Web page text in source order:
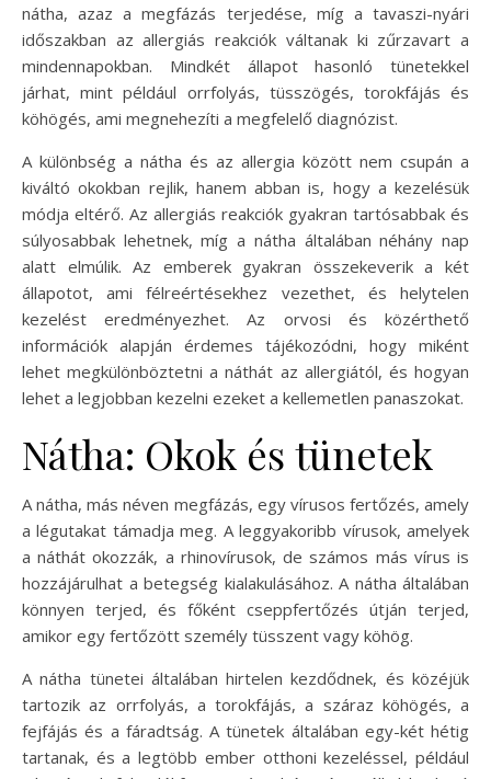
nátha, azaz a megfázás terjedése, míg a tavaszi-nyári
időszakban az allergiás reakciók váltanak ki zűrzavart a
mindennapokban. Mindkét állapot hasonló tünetekkel
járhat, mint például orrfolyás, tüsszögés, torokfájás és
köhögés, ami megnehezíti a megfelelő diagnózist.
A különbség a nátha és az allergia között nem csupán a
kiváltó okokban rejlik, hanem abban is, hogy a kezelésük
módja eltérő. Az allergiás reakciók gyakran tartósabbak és
súlyosabbak lehetnek, míg a nátha általában néhány nap
alatt elmúlik. Az emberek gyakran összekeverik a két
állapotot, ami félreértésekhez vezethet, és helytelen
kezelést eredményezhet. Az orvosi és közérthető
információk alapján érdemes tájékozódni, hogy miként
lehet megkülönböztetni a náthát az allergiától, és hogyan
lehet a legjobban kezelni ezeket a kellemetlen panaszokat.
Nátha: Okok és tünetek
A nátha, más néven megfázás, egy vírusos fertőzés, amely
a légutakat támadja meg. A leggyakoribb vírusok, amelyek
a náthát okozzák, a rhinovírusok, de számos más vírus is
hozzájárulhat a betegség kialakulásához. A nátha általában
könnyen terjed, és főként cseppfertőzés útján terjed,
amikor egy fertőzött személy tüsszent vagy köhög.
A nátha tünetei általában hirtelen kezdődnek, és közéjük
tartozik az orrfolyás, a torokfájás, a száraz köhögés, a
fejfájás és a fáradtság. A tünetek általában egy-két hétig
tartanak, és a legtöbb ember otthoni kezeléssel, például